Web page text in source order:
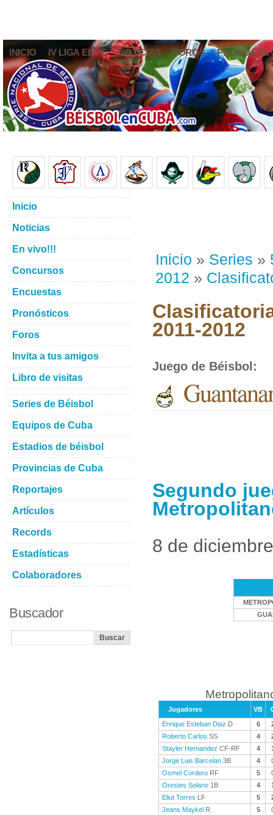
INICIO IV LIGA ELITE NOTICIAS FOROS
Inicio » Series »
2012 »
2011-2012
Juego de Béisbol :
Segundo
8 de
Jugadores VB
Enrique Esteban Diaz D 6
Roberto Carlos SS 4
Stayler Hernandez CF-RF 4
Jorge Luis Barcelan 3B 4
Osmel Cordero RF 5
Orestes Solano 1B 4
Eliut Torres LF 5
Jeans Maykel R 5
Inicio
Noticias
En vivo!!!
Concursos
Encuestas
Pronósticos
Foros
Invita a tus amigos
Libro de visitas
Series de Béisbol
Equipos de Cuba
Estadios de béisbol
Provincias de Cuba
Reportajes
Artículos
Records
Estadísticas
Colaboradores
Buscador